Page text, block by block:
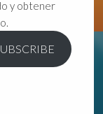
y obtener